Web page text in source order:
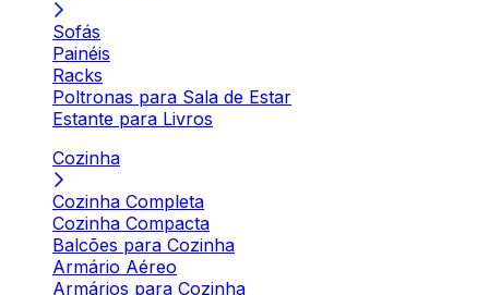
Sofás
Painéis
Racks
Poltronas para Sala de Estar
Estante para Livros
Cozinha
Cozinha Completa
Cozinha Compacta
Balcões para Cozinha
Armário Aéreo
Armários para Cozinha